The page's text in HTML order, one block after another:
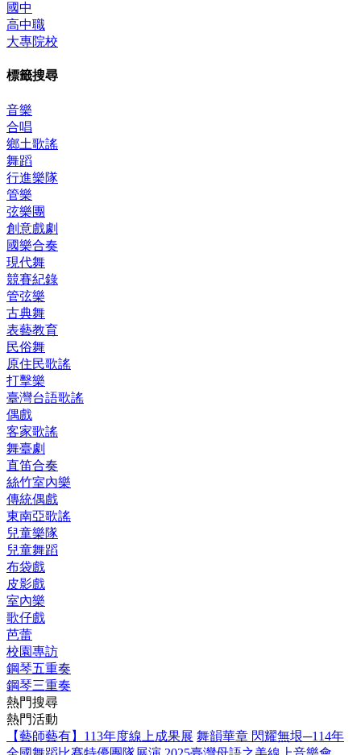
國中
高中職
大專院校
標籤搜尋
音樂
合唱
鄉土歌謠
舞蹈
行進樂隊
管樂
弦樂團
創意戲劇
國樂合奏
現代舞
競賽紀錄
管弦樂
古典舞
表藝教育
民俗舞
原住民歌謠
打擊樂
臺灣台語歌謠
偶戲
客家歌謠
舞臺劇
直笛合奏
絲竹室內樂
傳統偶戲
東南亞歌謠
兒童樂隊
兒童舞蹈
布袋戲
皮影戲
室內樂
歌仔戲
芭蕾
校園專訪
鋼琴五重奏
鋼琴三重奏
熱門搜尋
熱門活動
【藝師藝有】113年度線上成果展 舞韻華章 閃耀無垠─114年